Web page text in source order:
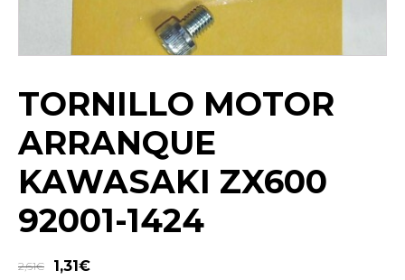
TORNILLO MOTOR
ARRANQUE
KAWASAKI ZX600
92001-1424
2,61€ 1,31€